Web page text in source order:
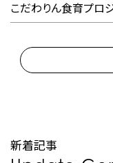
こだわりん食育プロ
新着記事